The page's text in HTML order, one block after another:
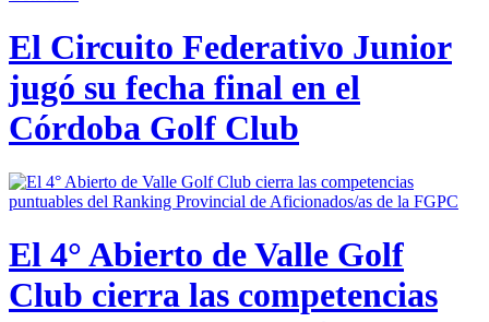
El Circuito Federativo Junior
jugó su fecha final en el
Córdoba Golf Club
El 4° Abierto de Valle Golf
Club cierra las competencias